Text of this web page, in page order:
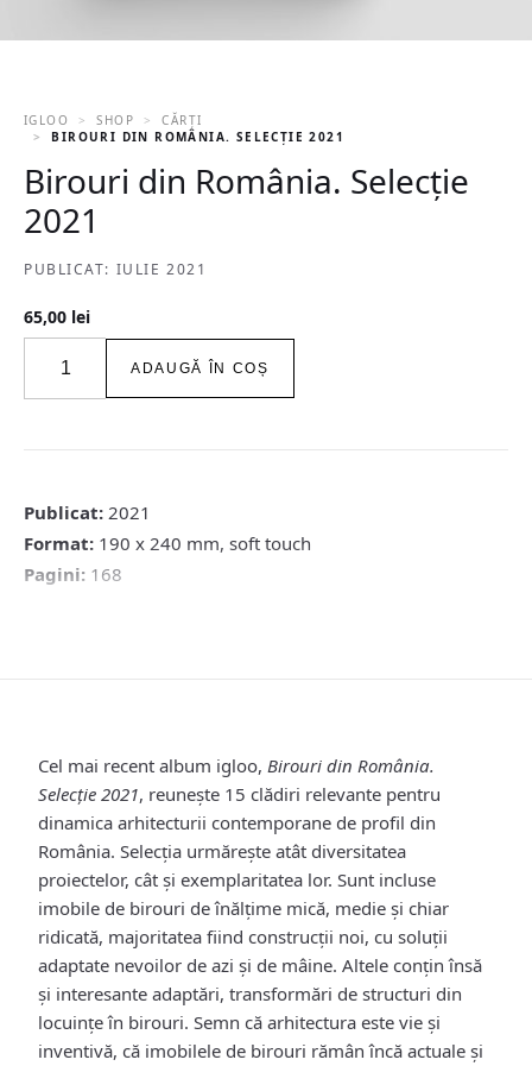
IGLOO SHOP
CĂRȚI
BIROURI DIN ROMÂNIA. SELECȚIE 2021
Birouri din România. Selecție
2021
PUBLICAT: IULIE 2021
65,00 lei
Birouri
din
ADAUGĂ ÎN COȘ
Publicat: 2021
Format: 190 x 240 mm, soft touch
Pagini: 168
Cel mai recent album igloo, Birouri din România.
Selecție 2021, reunește 15 clădiri relevante pentru
dinamica arhitecturii contemporane de profil din
România. Selecția urmărește atât diversitatea
proiectelor, cât și exemplaritatea lor. Sunt incluse
imobile de birouri de înălţime mică, medie şi chiar
ridicată, majoritatea fiind construcţii noi, cu soluții
adaptate nevoilor de azi și de mâine. Altele conțin însă
și interesante adaptări, transformări de structuri din
locuinţe în birouri. Semn că arhitectura este vie și
inventivă, că imobilele de birouri rămân încă actuale și